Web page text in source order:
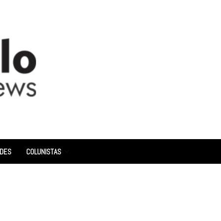
COLUNISTAS